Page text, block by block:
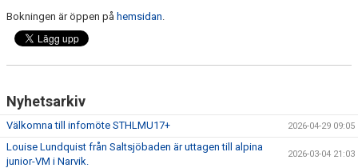
Bokningen är öppen på hemsidan.
Nyhetsarkiv
Välkomna till infomöte STHLMU17+ 2026-04-29 09:05
Louise Lundquist från Saltsjöbaden är uttagen till alpina
junior-VM i Narvik.
2026-03-04 21:03